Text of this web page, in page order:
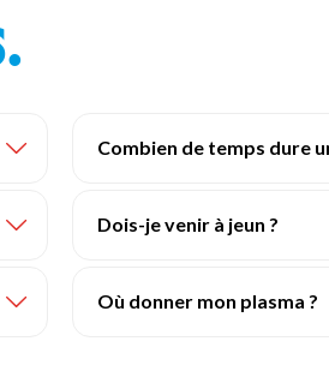
Combien de temps dure
Dois-je venir à jeun ?
Où donner mon plasma ?